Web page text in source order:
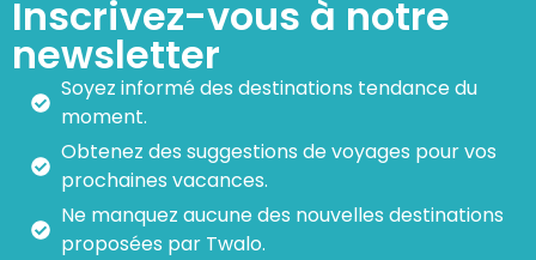
Inscrivez-vous à notre
newsletter
Soyez informé des destinations tendance du
moment.
Obtenez des suggestions de voyages pour vos
prochaines vacances.
Ne manquez aucune des nouvelles destinations
proposées par Twalo.